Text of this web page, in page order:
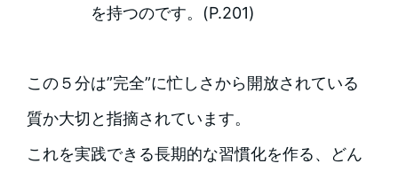
を持つのです。(P.201)
この５分は”完全”に忙しさから開放されている
質か大切と指摘されています。
これを実践できる長期的な習慣化を作る、どん